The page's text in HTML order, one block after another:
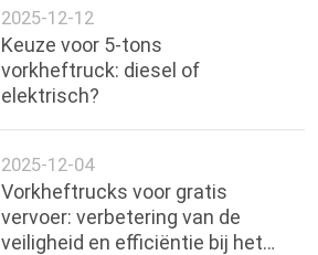
2025-12-12
Keuze voor 5-tons
vorkheftruck: diesel of
elektrisch?
2025-12-04
Vorkheftrucks voor gratis
vervoer: verbetering van de
veiligheid en efficiëntie bij het